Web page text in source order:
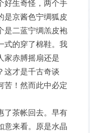
好生奇怪，两个手
是京酱色宁绸狐皮
是二蓝宁绸羔皮袍
式的穿了棉鞋。我
家赤膊摇扇还是
这才是千古奇谈
苦！然而此中必定
了茶帐回去。早有
意来看。原是水晶